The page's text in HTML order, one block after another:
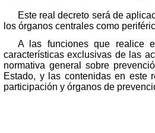
Este real decreto será de
los órganos centrales como
A las funciones que realice
características exclusivas de las
normativa general sobre
Estado, y las contenidas en este
participación y órganos de